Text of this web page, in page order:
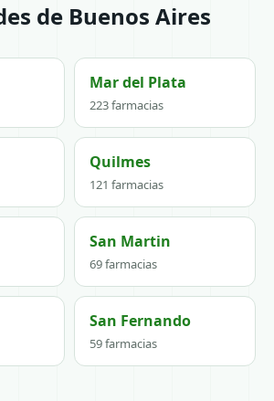
de Buenos Aires
Mar del Plata
223 farmacias
Quilmes
121 farmacias
San Martin
69 farmacias
San Fernando
59 farmacias